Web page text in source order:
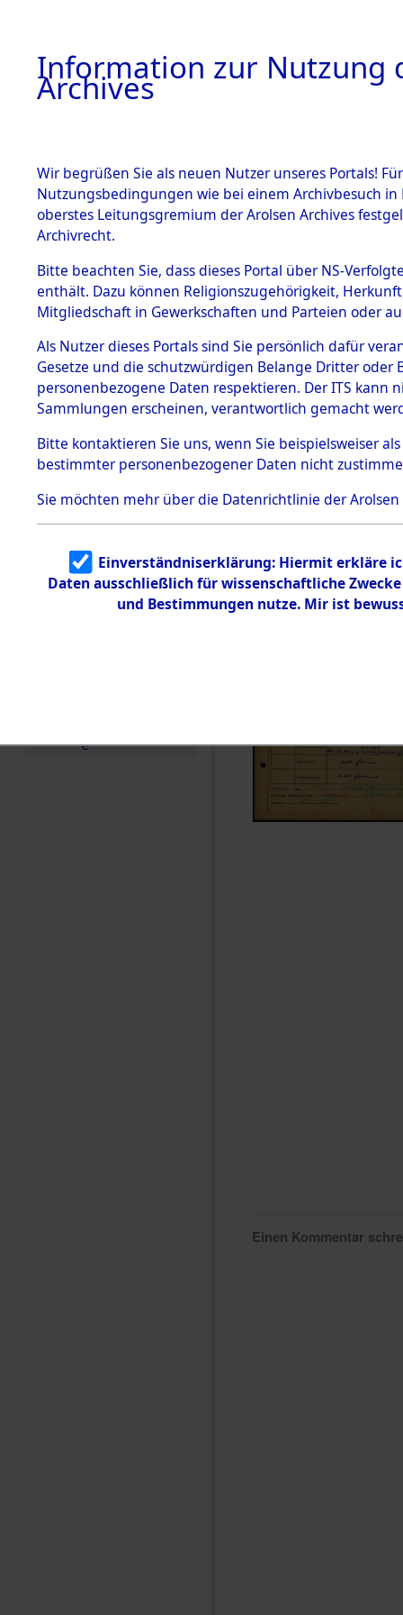
BESTÄNDE
1.
mente
5. Verschiedenes
5.3
Todesmärsche
5.3.1 Alliierte
Erhebungen
zu
Todesmärsch
en
5.3.2
Identifizierun
g
5.3.3
Todesmärsch
e
Dead -
Branch -
0279
Einen Kommentar
Information zur Nutzung
Archives
Wir begrüßen Sie als neuen Nutzer unseres Portals!
Nutzungsbedingungen wie bei einem Archivbesuch
oberstes Leitungsgremium der Arolsen Archives
Archivrecht.
Bitte beachten Sie, dass dieses Portal über NS-
enthält. Dazu können Religionszugehörigkeit,
Mitgliedschaft in Gewerkschaften und Parteien oder
Als Nutzer dieses Portals sind Sie persönlich dafür
Gesetze und die schutzwürdigen Belange Dritter
personenbezogene Daten respektieren. Der ITS
Sammlungen erscheinen, verantwortlich gemacht
Bitte kontaktieren Sie uns, wenn Sie beispielsweiser
bestimmter personenbezogener Daten nicht
Sie möchten mehr über die Datenrichtlinie der Arolsen
Einverständniserklärung: Hiermit erkläre
Daten ausschließlich für wissenschaftliche
und Bestimmungen nutze. Mir ist